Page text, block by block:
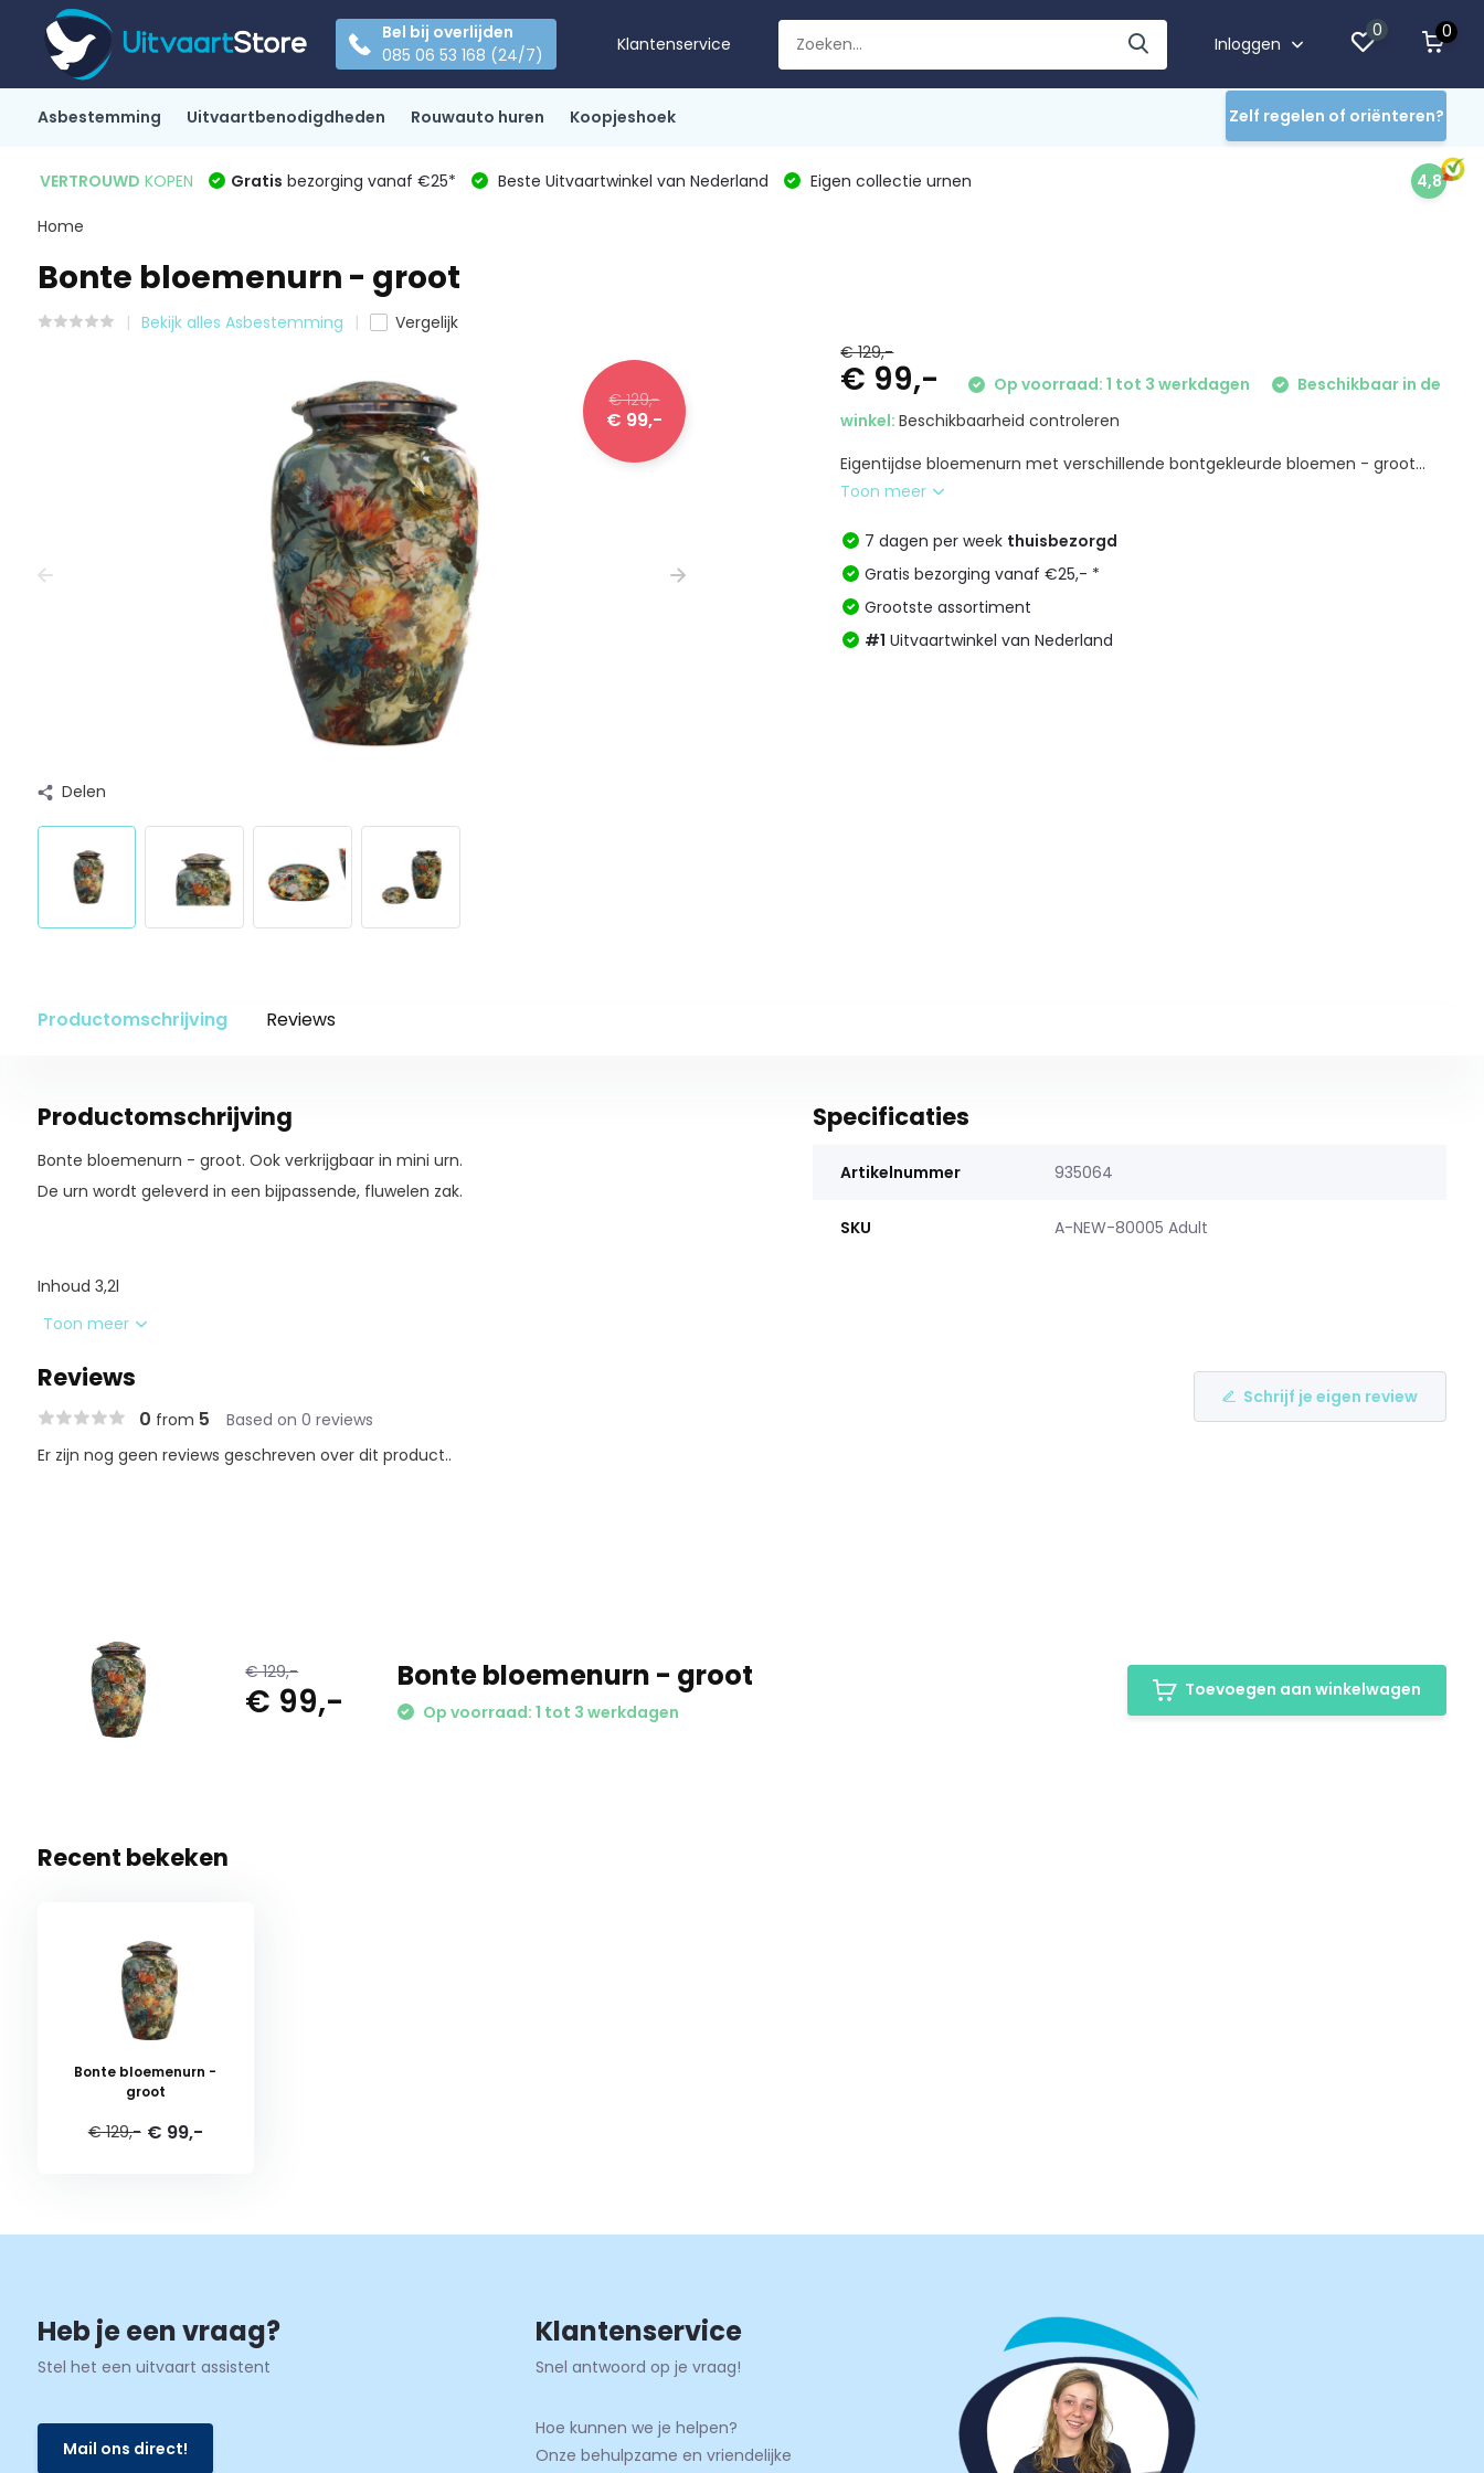
Bel bij overlijden
085 06 53 168 (24/7)
Klantenservice Inloggen
0 0
Asbestemming Uitvaartbenodigdheden Rouwauto huren Koopjeshoek Zelf regelen of oriënteren?
VERTROUWD KOPEN Gratis bezorging vanaf €25* Beste Uitvaartwinkel van Nederland Eigen collectie urnen 4,8
Home
Bonte bloemenurn - groot
Bekijk alles Asbestemming Vergelijk
€ 129,-
€ 99,-
Delen
€ 129,-
€ 99,- Op voorraad: 1 tot 3 werkdagen
Beschikbaar in de
winkel:Beschikbaarheid controleren
Eigentijdse bloemenurn met verschillende bontgekleurde bloemen - groot...
Toon meer
7 dagen per week thuisbezorgd
Gratis bezorging vanaf €25,- *
Grootste assortiment
#1 Uitvaartwinkel van Nederland
Productomschrijving Reviews
Productomschrijving
Bonte bloemenurn - groot. Ook verkrijgbaar in mini urn.
De urn wordt geleverd in een bijpassende, fluwelen zak.
Inhoud 3,2l
Hoogte 28cm
Gewicht 1,2kg
Toon meer
Specificaties
Artikelnummer 935064
SKU A-NEW-80005 Adult
Reviews
0 from 5 Based on 0 reviews
Schrijf je eigen review
Er zijn nog geen reviews geschreven over dit product..
€ 129,-
€ 99,-
Bonte bloemenurn - groot
Op voorraad: 1 tot 3 werkdagen
Toevoegen aan winkelwagen
Recent bekeken
Bonte bloemenurn -
groot
€ 129,- € 99,-
Heb je een vraag?
Stel het een uitvaart assistent
Mail ons direct!
Klantenservice
Snel antwoord op je vraag!
Hoe kunnen we je helpen?
Onze behulpzame en vriendelijke